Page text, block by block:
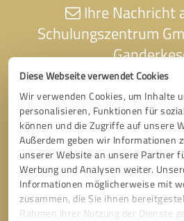
Diese Webseite verwendet Cookies
Wir verwenden Cookies, um Inhalte
personalisieren, Funktionen für
können und die Zugriffe auf unsere
Außerdem geben wir Informationen
unserer Website an unsere Partner
Werbung und Analysen weiter.
Informationen möglicherweise mit
zusammen, die Sie ihnen
Rahmen Ihrer Nutzung der Dienste
Ihre Nachricht
Schulungszentrum